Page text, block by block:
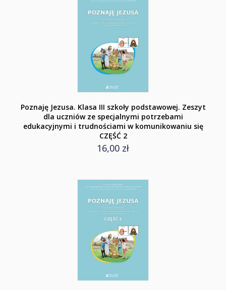
Poznaję Jezusa. Klasa III szkoły podstawowej. Zeszyt
dla uczniów ze specjalnymi potrzebami
edukacyjnymi i trudnościami w komunikowaniu się
CZĘŚĆ 2
16,00 zł